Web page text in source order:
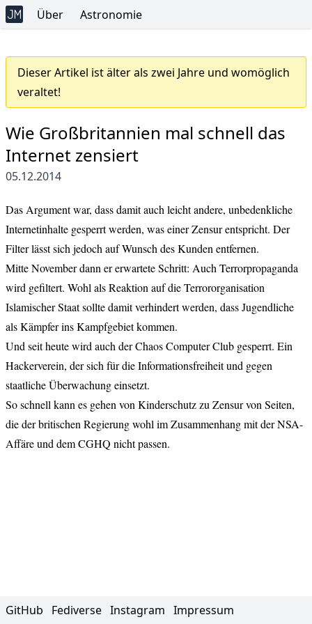
Über Astronomie
Dieser Artikel ist älter als zwei Jahre und womöglich
veraltet!
Wie Großbritannien mal schnell das
Internet zensiert
05.12.2014
Das Argument war, dass damit auch leicht andere, unbedenkliche
Internetinhalte gesperrt werden, was einer Zensur entspricht. Der
Filter lässt sich jedoch auf Wunsch des Kunden entfernen.
Mitte November dann er erwartete Schritt: Auch Terrorpropaganda
wird gefiltert. Wohl als Reaktion auf die Terrororganisation
Islamischer Staat sollte damit verhindert werden, dass Jugendliche
als Kämpfer ins Kampfgebiet kommen.
Und seit heute wird auch der Chaos Computer Club gesperrt. Ein
Hackerverein, der sich für die Informationsfreiheit und gegen
staatliche Überwachung einsetzt.
So schnell kann es gehen von Kinderschutz zu Zensur von Seiten,
die der britischen Regierung wohl im Zusammenhang mit der NSA-
Affäre und dem CGHQ nicht passen.
GitHub Fediverse Instagram Impressum